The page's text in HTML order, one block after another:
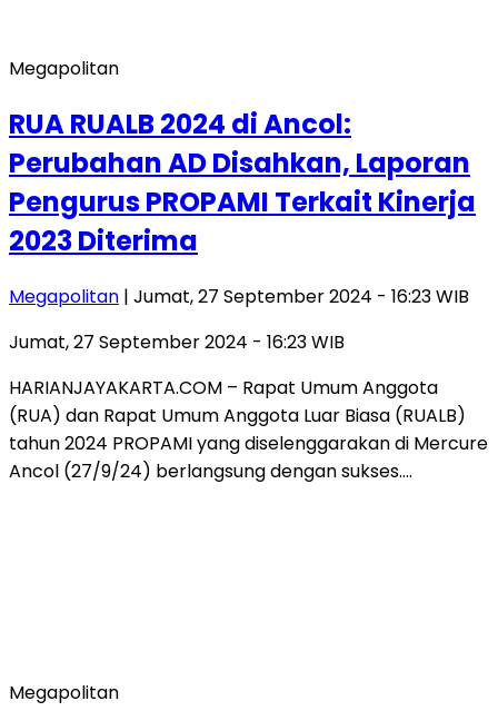
Megapolitan
RUA RUALB 2024 di Ancol:
Perubahan AD Disahkan, Laporan
Pengurus PROPAMI Terkait Kinerja
2023 Diterima
Megapolitan | Jumat, 27 September 2024 - 16:23 WIB
Jumat, 27 September 2024 - 16:23 WIB
HARIANJAYAKARTA.COM – Rapat Umum Anggota
(RUA) dan Rapat Umum Anggota Luar Biasa (RUALB)
tahun 2024 PROPAMI yang diselenggarakan di Mercure
Ancol (27/9/24) berlangsung dengan sukses….
Megapolitan